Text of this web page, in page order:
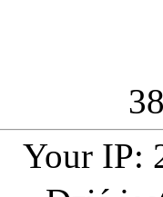
3
Your IP: